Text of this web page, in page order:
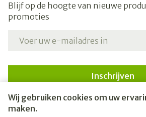
Wij gebruiken cookies om uw
maken.
Blijf op de hoogte van nieuwe
promoties
Inschrijven
Door op inschrijven te klikken, schrijft u
nieuwsbrief en gaat u akkoord met onze